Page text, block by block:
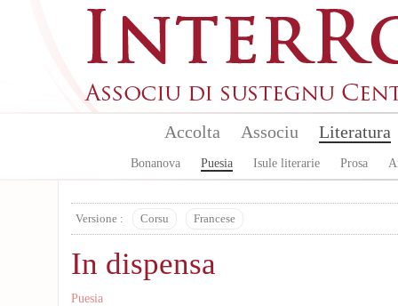
Accolta Associu Literatura
Bonanova Puesia Isule literarie Prosa
Versione : Corsu Francese
In dispensa
Puesia